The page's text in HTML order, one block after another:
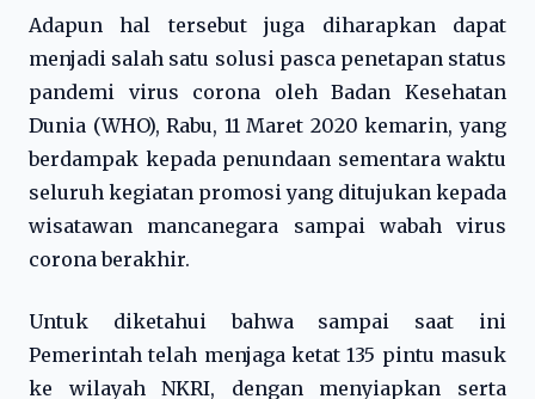
Adapun hal tersebut juga diharapkan dapat
menjadi salah satu solusi pasca penetapan status
pandemi virus corona oleh Badan Kesehatan
Dunia (WHO), Rabu, 11 Maret 2020 kemarin, yang
berdampak kepada penundaan sementara waktu
seluruh kegiatan promosi yang ditujukan kepada
wisatawan mancanegara sampai wabah virus
corona berakhir.
Untuk diketahui bahwa sampai saat ini
Pemerintah telah menjaga ketat 135 pintu masuk
ke wilayah NKRI, dengan menyiapkan serta